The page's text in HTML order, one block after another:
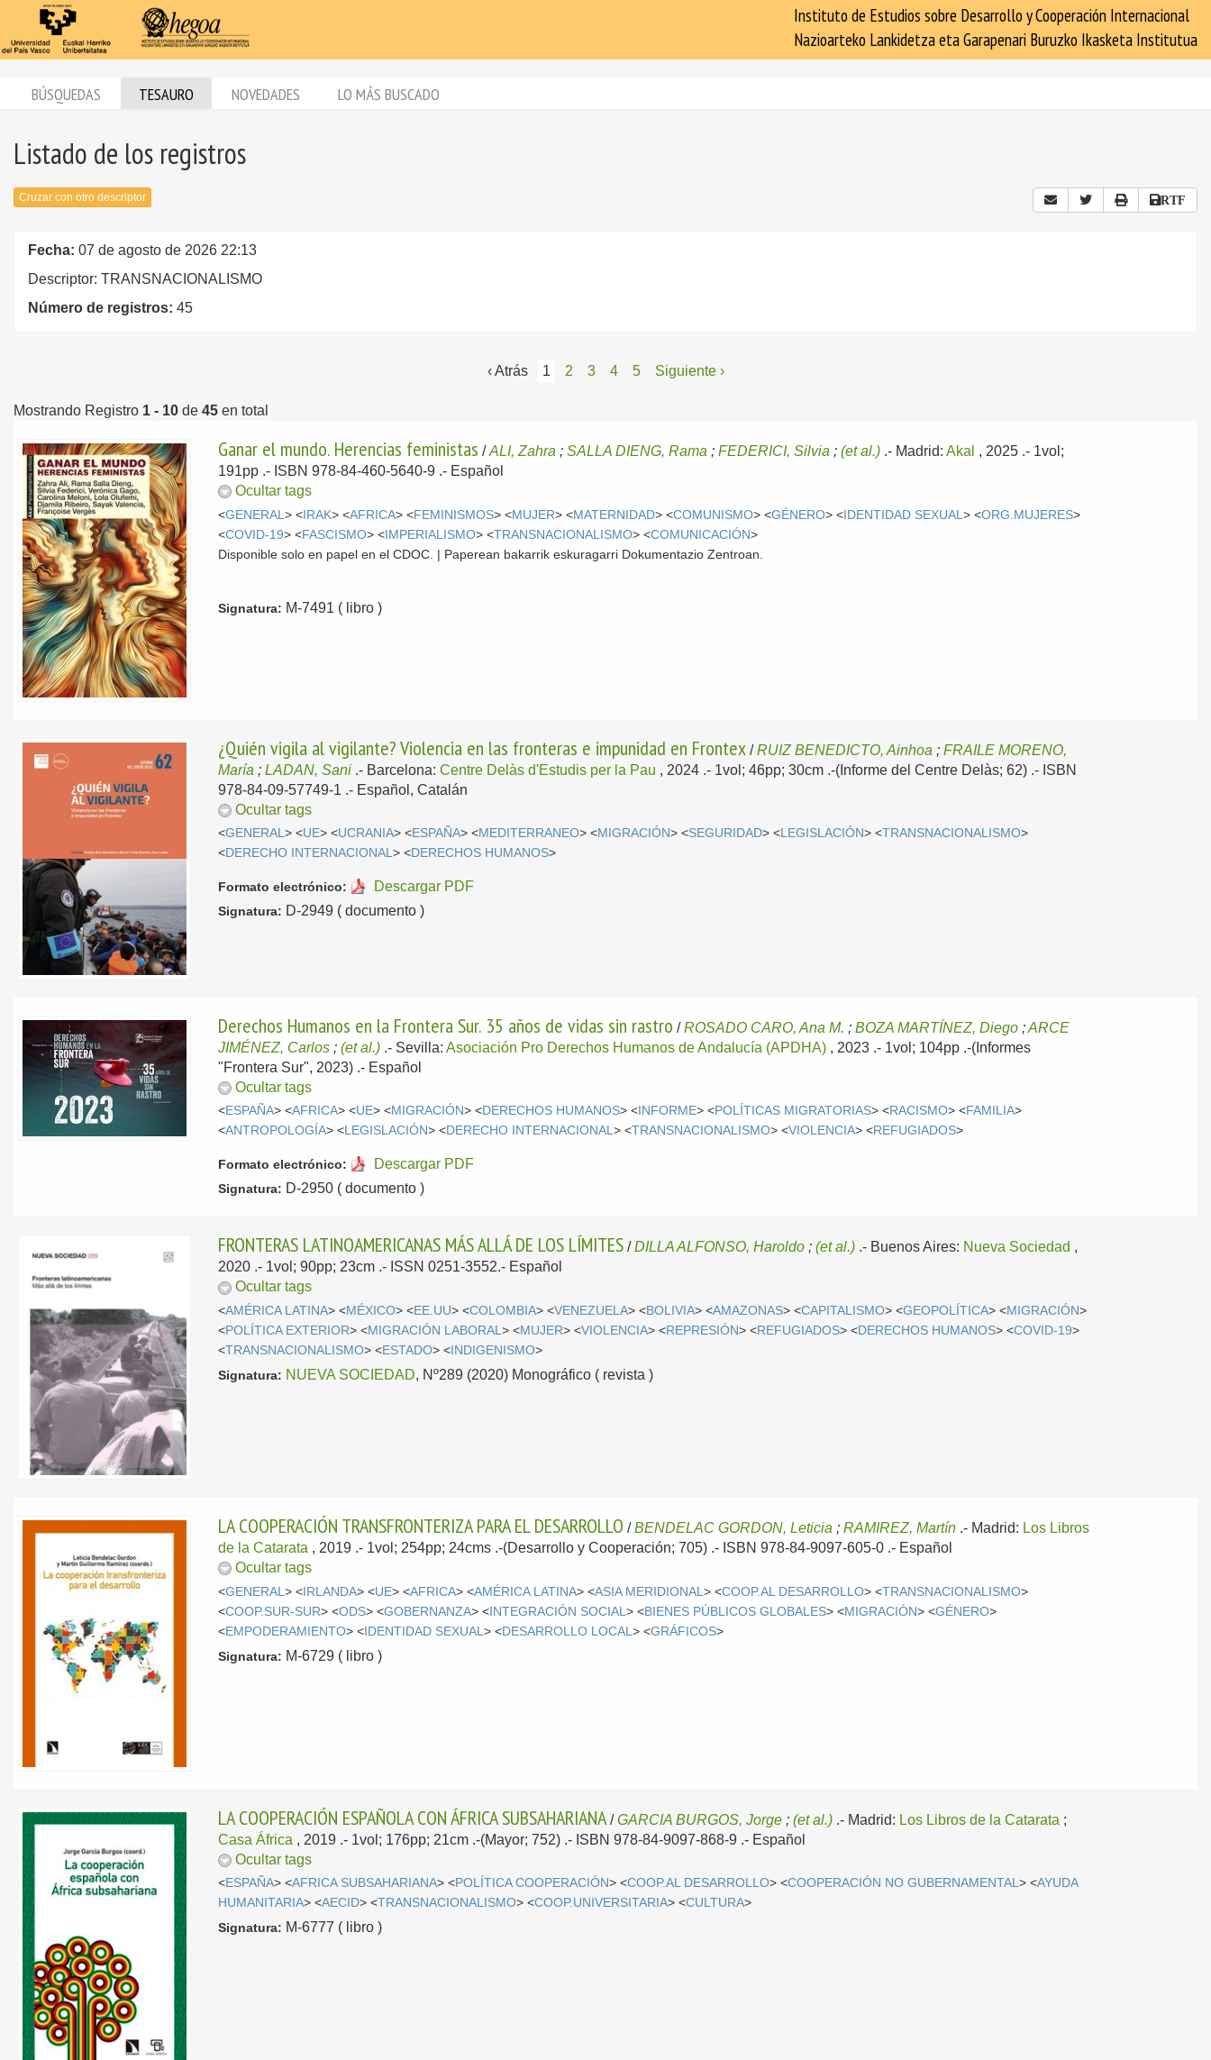
Instituto de Estudios sobre Desarrollo y Cooperación Internacional
Nazioarteko Lankidetza eta Garapenari Buruzko Ikasketa Institutua
BÚSQUEDAS TESAURO NOVEDADES LO MÁS BUSCADO
Listado de los registros
Cruzar con otro descriptor RTF
Fecha: 07 de agosto de 2026 22:13
Descriptor: TRANSNACIONALISMO
Número de registros: 45
‹ Atrás 1 2 3 4 5 Siguiente ›
Mostrando Registro 1 - 10 de 45 en total
Ganar el mundo. Herencias feministas /ALI, Zahra ;SALLA DIENG, Rama ;FEDERICI, Silvia ;(et al.) .- Madrid:Akal , 2025 .- 1vol;
191pp .- ISBN 978-84-460-5640-9 .- Español
Ocultar tags
<GENERAL> <IRAK> <AFRICA> <FEMINISMOS> <MUJER> <MATERNIDAD> <COMUNISMO> <GÉNERO> <IDENTIDAD SEXUAL> <ORG.MUJERES>
<COVID-19> <FASCISMO> <IMPERIALISMO> <TRANSNACIONALISMO> <COMUNICACIÓN>
Disponible solo en papel en el CDOC. | Paperean bakarrik eskuragarri Dokumentazio Zentroan.
Signatura: M-7491 ( libro )
¿Quién vigila al vigilante? Violencia en las fronteras e impunidad en Frontex /RUIZ BENEDICTO, Ainhoa ;FRAILE MORENO,
María ;LADAN, Sani .- Barcelona:Centre Delàs d'Estudis per la Pau , 2024 .- 1vol; 46pp; 30cm .-(Informe del Centre Delàs; 62) .- ISBN
978-84-09-57749-1 .- Español, Catalán
Ocultar tags
<GENERAL> <UE> <UCRANIA> <ESPAÑA> <MEDITERRANEO> <MIGRACIÓN> <SEGURIDAD> <LEGISLACIÓN> <TRANSNACIONALISMO>
<DERECHO INTERNACIONAL> <DERECHOS HUMANOS>
Formato electrónico: Descargar PDF
Signatura: D-2949 ( documento )
Derechos Humanos en la Frontera Sur. 35 años de vidas sin rastro /ROSADO CARO, Ana M. ;BOZA MARTÍNEZ, Diego ;ARCE
JIMÉNEZ, Carlos ;(et al.) .- Sevilla:Asociación Pro Derechos Humanos de Andalucía (APDHA) , 2023 .- 1vol; 104pp .-(Informes
"Frontera Sur", 2023) .- Español
Ocultar tags
<ESPAÑA> <AFRICA> <UE> <MIGRACIÓN> <DERECHOS HUMANOS> < INFORME> <POLÍTICAS MIGRATORIAS> <RACISMO> <FAMILIA>
<ANTROPOLOGÍA> <LEGISLACIÓN> <DERECHO INTERNACIONAL> <TRANSNACIONALISMO> <VIOLENCIA> <REFUGIADOS>
Formato electrónico: Descargar PDF
Signatura: D-2950 ( documento )
FRONTERAS LATINOAMERICANAS MÁS ALLÁ DE LOS LÍMITES /DILLA ALFONSO, Haroldo ;(et al.) .- Buenos Aires: Nueva Sociedad ,
2020 .- 1vol; 90pp; 23cm .- ISSN 0251-3552.- Español
Ocultar tags
<AMÉRICA LATINA> <MÉXICO> <EE.UU> <COLOMBIA> <VENEZUELA> <BOLIVIA> <AMAZONAS> <CAPITALISMO> <GEOPOLÍTICA> <MIGRACIÓN>
<POLÍTICA EXTERIOR> <MIGRACIÓN LABORAL> <MUJER> <VIOLENCIA> <REPRESIÓN> <REFUGIADOS> <DERECHOS HUMANOS> <COVID-19>
<TRANSNACIONALISMO> <ESTADO> < INDIGENISMO>
Signatura: NUEVA SOCIEDAD, Nº289 (2020) Monográfico ( revista )
LA COOPERACIÓN TRANSFRONTERIZA PARA EL DESARROLLO /BENDELAC GORDON, Leticia ;RAMIREZ, Martín .- Madrid: Los Libros
de la Catarata , 2019 .- 1vol; 254pp; 24cms .-(Desarrollo y Cooperación; 705) .- ISBN 978-84-9097-605-0 .- Español
Ocultar tags
<GENERAL> <IRLANDA> <UE> <AFRICA> <AMÉRICA LATINA> <ASIA MERIDIONAL> <COOP.AL DESARROLLO> <TRANSNACIONALISMO>
<COOP.SUR-SUR> <ODS> <GOBERNANZA> <INTEGRACIÓN SOCIAL> <BIENES PÚBLICOS GLOBALES> <MIGRACIÓN> <GÉNERO>
<EMPODERAMIENTO> <IDENTIDAD SEXUAL> <DESARROLLO LOCAL> <GRÁFICOS>
Signatura: M-6729 ( libro )
LA COOPERACIÓN ESPAÑOLA CON ÁFRICA SUBSAHARIANA /GARCIA BURGOS, Jorge ;(et al.) .- Madrid: Los Libros de la Catarata ;
Casa África , 2019 .- 1vol; 176pp; 21cm .-(Mayor; 752) .- ISBN 978-84-9097-868-9 .- Español
Ocultar tags
<ESPAÑA> <AFRICA SUBSAHARIANA> <POLÍTICA COOPERACIÓN> <COOP.AL DESARROLLO> <COOPERACIÓN NO GUBERNAMENTAL> <AYUDA
HUMANITARIA> <AECID> <TRANSNACIONALISMO> <COOP.UNIVERSITARIA> <CULTURA>
Signatura: M-6777 ( libro )